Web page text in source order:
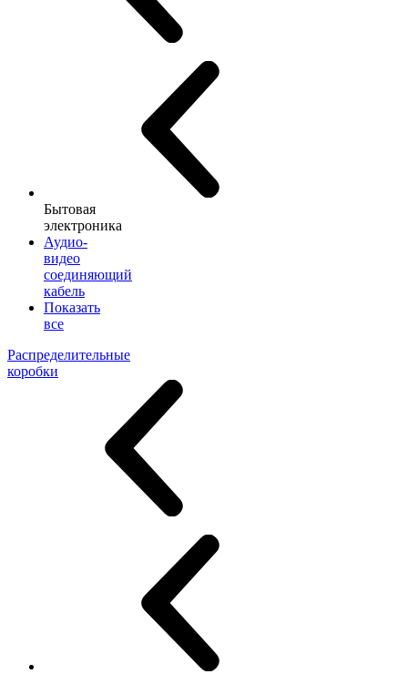
Бытовая
электроника
Аудио-
видео
соединяющий
кабель
Показать
все
Распределительные
коробки